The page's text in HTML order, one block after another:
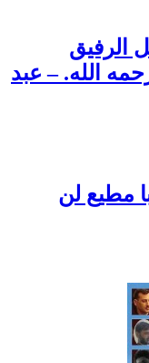
الرفيق
الله. – عبد
مطيع لن